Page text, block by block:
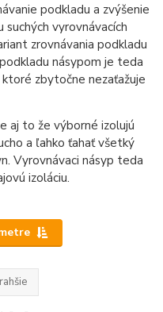
podkladu a zvýšenie
vyrovnávacích
zrovnávania podkladu
násypom je teda
zbytočne nezaťažuje
aj to že výborné izolujú
a ľahko ťahať všetký
Vyrovnávaci násyp teda
izoláciu.